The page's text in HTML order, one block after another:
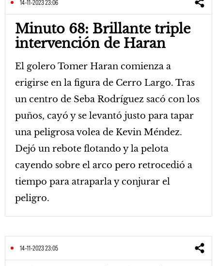
14-11-2023 23:06
Minuto 68: Brillante triple
intervención de Haran
El golero Tomer Haran comienza a
erigirse en la figura de Cerro Largo. Tras
un centro de Seba Rodríguez sacó con los
puños, cayó y se levantó justo para tapar
una peligrosa volea de Kevin Méndez.
Dejó un rebote flotando y la pelota
cayendo sobre el arco pero retrocedió a
tiempo para atraparla y conjurar el
peligro.
14-11-2023 23:05